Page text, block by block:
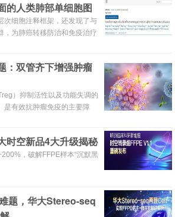
的人类肺部单细胞图
920万细胞，1807名
次细胞注释框架，还发现了与
，为肺癌转移防治和免疫治疗
：双管齐下增强肿瘤
）抑制活性以及功能失调的
是有效抗肿瘤免疫的主要障
时空新品4大升级揭秘
，破解FFPE样本“沉默黑
题，华大Stereo-seq